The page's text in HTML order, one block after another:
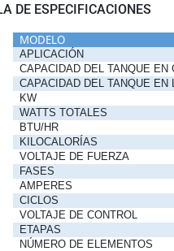
DE ESPECIFICACIONES
MODELO
APLICACIÓN
CAPACIDAD DEL TANQUE EN
CAPACIDAD DEL TANQUE EN
KW
WATTS TOTALES
BTU/HR
KILOCALORÍAS
VOLTAJE DE FUERZA
FASES
AMPERES
CICLOS
VOLTAJE DE CONTROL
ETAPAS
NÚMERO DE ELEMENTOS